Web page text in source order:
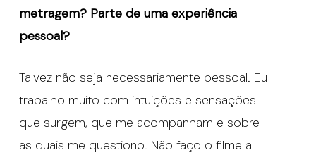
metragem? Parte de uma experiência
pessoal?
Talvez não seja necessariamente pessoal. Eu
trabalho muito com intuições e sensações
que surgem, que me acompanham e sobre
as quais me questiono. Não faço o filme a